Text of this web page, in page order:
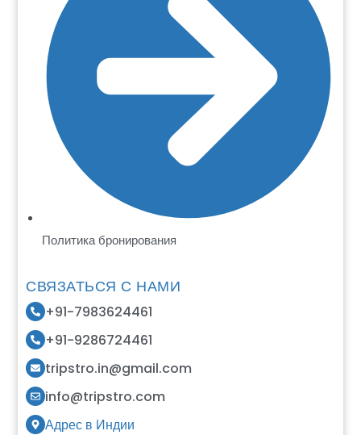
Политика бронирования
СВЯЗАТЬСЯ С НАМИ
+91-7983624461
+91-9286724461
tripstro.in@gmail.com
info@tripstro.com
Адрес в Индии